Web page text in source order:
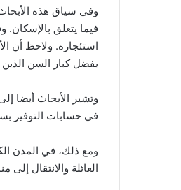
يفضل كبار السن الذين
وتشير الأبحاث أيضا
في حسابات التوفير
ومع ذلك، في المدن
العائلة والانتقال إلى